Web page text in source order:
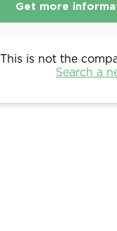
Get more
This is not the
Search a